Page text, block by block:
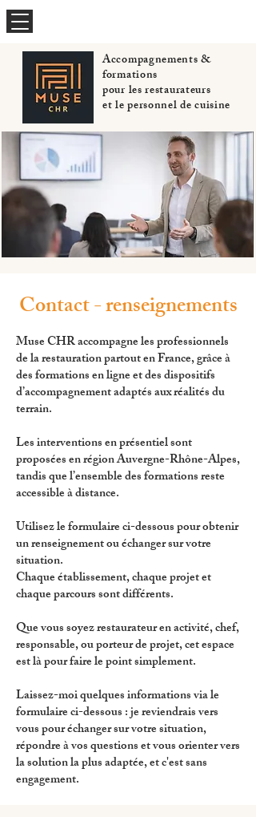
Accompagnements &
formations
pour les restaurateurs
et le personnel de cuisine
Contact - renseignements
Muse CHR accompagne les professionnels
de la restauration partout en France, grâce à
des formations en ligne et des dispositifs
d’accompagnement adaptés aux réalités du
terrain.
Les interventions en présentiel sont
proposées en région Auvergne-Rhône-Alpes,
tandis que l’ensemble des formations reste
accessible à distance.
Utilisez le formulaire ci-dessous pour obtenir
un renseignement ou échanger sur votre
situation.
Chaque établissement, chaque projet et
chaque parcours sont différents.
Que vous soyez restaurateur en activité, chef,
responsable, ou porteur de projet, cet espace
est là pour faire le point simplement.
Laissez-moi quelques informations via le
formulaire ci-dessous : je reviendrais vers
vous pour échanger sur votre situation,
répondre à vos questions et vous orienter vers
la solution la plus adaptée, et c'est sans
engagement.